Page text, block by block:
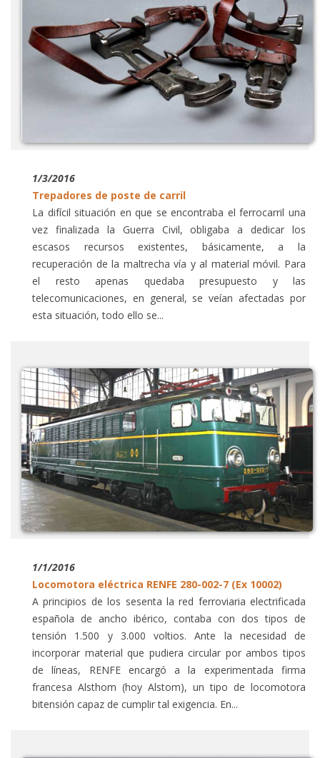
1/3/2016
Trepadores de poste de carril
La difícil situación en que se encontraba el ferrocarril una
vez finalizada la Guerra Civil, obligaba a dedicar los
escasos recursos existentes, básicamente, a la
recuperación de la maltrecha vía y al material móvil. Para
el resto apenas quedaba presupuesto y las
telecomunicaciones, en general, se veían afectadas por
esta situación, todo ello se...
1/1/2016
Locomotora eléctrica RENFE 280-002-7 (Ex 10002)
A principios de los sesenta la red ferroviaria electrificada
española de ancho ibérico, contaba con dos tipos de
tensión 1.500 y 3.000 voltios. Ante la necesidad de
incorporar material que pudiera circular por ambos tipos
de líneas, RENFE encargó a la experimentada firma
francesa Alsthom (hoy Alstom), un tipo de locomotora
bitensión capaz de cumplir tal exigencia. En...